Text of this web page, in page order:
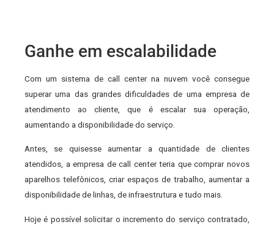
Ganhe em escalabilidade
Com um sistema de call center na nuvem você consegue
superar uma das grandes dificuldades de uma empresa de
atendimento ao cliente, que é escalar sua operação,
aumentando a disponibilidade do serviço.
Antes, se quisesse aumentar a quantidade de clientes
atendidos, a empresa de call center teria que comprar novos
aparelhos telefônicos, criar espaços de trabalho, aumentar a
disponibilidade de linhas, de infraestrutura e tudo mais.
Hoje é possível solicitar o incremento do serviço contratado,